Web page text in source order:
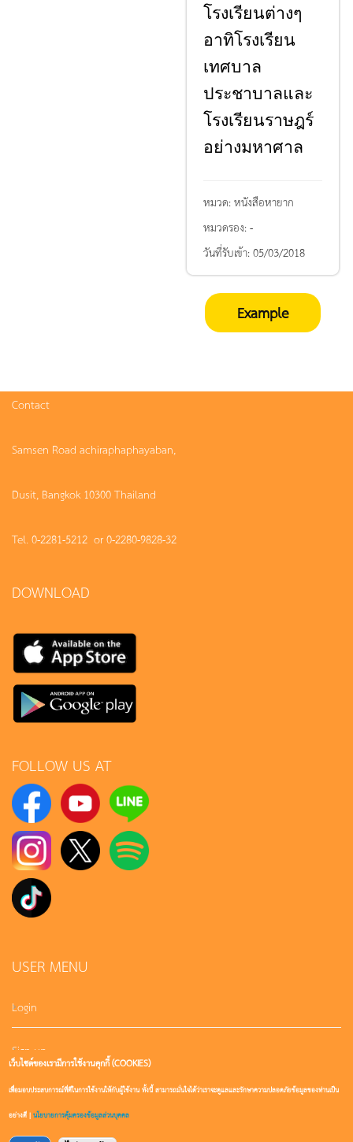
โรงเรียนต่างๆ
อาทิโรงเรียน
เทศบาล
ประชาบาลและ
โรงเรียนราษฎร์
อย่างมหาศาล
หมวด:หนังสือหายาก
หมวดรอง:-
วันที่รับเข้า:05/03/2018
Example
Contact
Samsen Road achiraphaphayaban,
Dusit, Bangkok 10300 Thailand
Tel. 0-2281-5212 or 0-2280-9828-32
DOWNLOAD
FOLLOW US AT
USER MENU
Login
Sign up
User account
เว็บไซต์ของเรามีการใช้งานคุกกี้ (COOKIES)
เพื่อมอบประสบการณ์ที่ดีในการใช้งานให้กับผู้ใช้งาน ทั้งนี้ สามารถมั่นใจได้ว่าเราจะดูแลและรักษาความปลอดภัยข้อมูลของท่านเป็น
อย่างดี |นโยบายการคุ้มครองข้อมูลส่วนบุคคล